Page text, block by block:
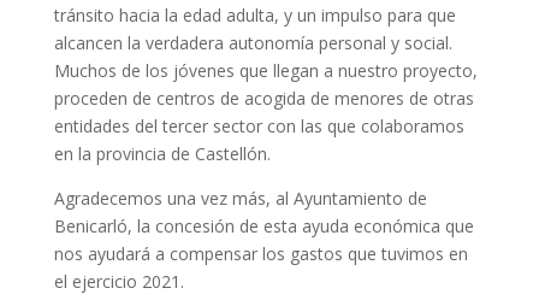
tránsito hacia la edad adulta, y un impulso para que
alcancen la verdadera autonomía personal y social.
Muchos de los jóvenes que llegan a nuestro proyecto,
proceden de centros de acogida de menores de otras
entidades del tercer sector con las que colaboramos
en la provincia de Castellón.
Agradecemos una vez más, al Ayuntamiento de
Benicarló, la concesión de esta ayuda económica que
nos ayudará a compensar los gastos que tuvimos en
el ejercicio 2021.